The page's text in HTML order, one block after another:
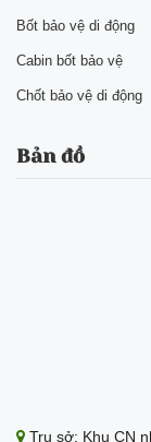
Bốt bảo vệ di động
Cabin bốt bảo vệ
Chốt bảo vệ di động
Bản đồ
Trụ sở: Khu CN